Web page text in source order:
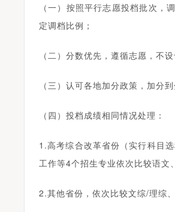
（一）按照平行志愿投档批次
定调档比例；
（二）分数优先，遵循志愿，不设
（三）认可各地加分政策，加分到
（四）投档成绩相同情况处理：
1.高考综合改革省份（实行科目
工作等4个招生专业依次比较语文
2.其他省份，依次比较文综/理综